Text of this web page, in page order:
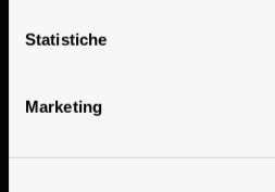
Statistiche
Marketing